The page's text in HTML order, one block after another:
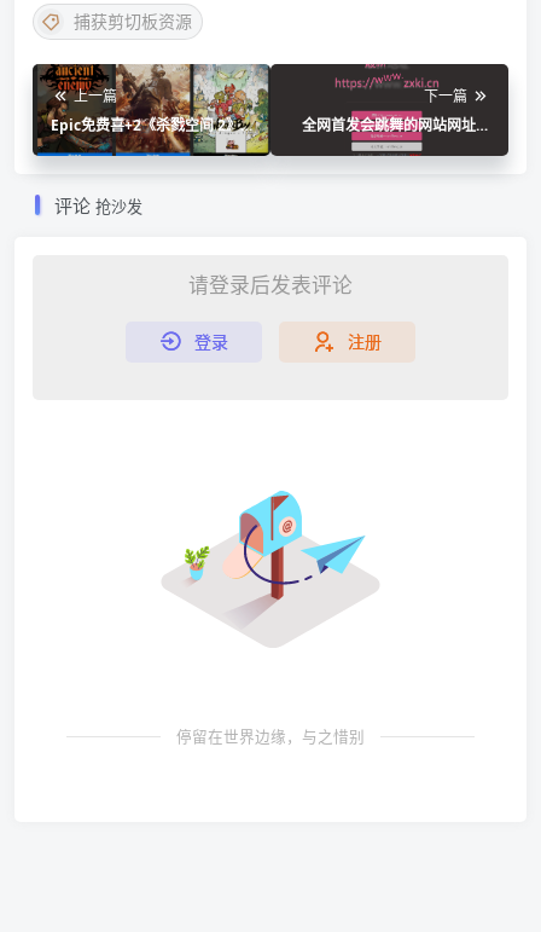
捕获剪切板资源
上一篇
Epic免费喜+2《杀戮空间 2》
与《远古敌人》
下一篇
全网首发会跳舞的网站网址永
久引导页HTML源码
评论 抢沙发
请登录后发表评论
登录 注册
停留在世界边缘，与之惜别